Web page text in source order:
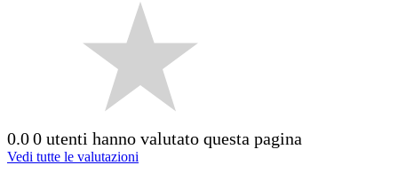
0.00 utenti hanno valutato questa pagina
Vedi tutte le valutazioni